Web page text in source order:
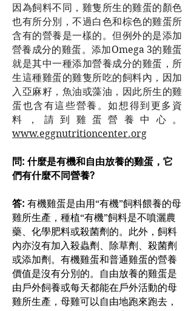
因為飼料不同，雞隻所生的雞蛋的顏色
也有所分別，不過白色和棕色的雞蛋所
含有的營養是一樣的。但例外的是添加
營養成分的雞蛋。添加Omega 3的雞蛋
就是其中一種添加營養成分的雞蛋，所
生這種雞蛋的雞隻所吃的飼料內，因加
入亞麻籽，魚油或藻油，因此所生的雞
蛋也含有這些營養。如想得到更多資
料，請到雞蛋營養中心。
www.eggnutritioncenter.org
問: 什麼是有機和自由放養的雞蛋，它
們有什麼不同營養?
答: 有機雞蛋是由用“有機”飼料餵養的母
雞所生產，種植“有機”飼料是不噴灑農
藥、化學肥料或殺菌劑的。此外，飼料
內亦沒有加入殺蟲劑、除草劑、殺菌劑
或添加劑。有機雞蛋和普通雞蛋的營養
價值是沒有分別的。自由放養的雞蛋是
由戶外飼養或每天都能在戶外活動的母
雞所生產，母雞可以自由地跑來跑去，